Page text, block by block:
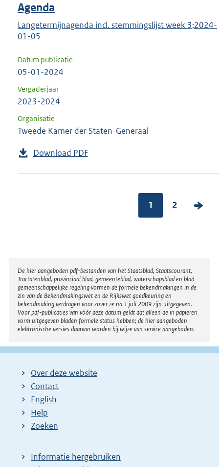
Agenda
Langetermijnagenda incl. stemmingslijst week 3;2024-
01-05
Datum publicatie
05-01-2024
Vergaderjaar
2023-2024
Organisatie
Tweede Kamer der Staten-Generaal
Download PDF
1 2
V
g
Disclaimer
De hier aangeboden pdf-bestanden van het Staatsblad, Staatscourant,
Tractatenblad, provinciaal blad, gemeenteblad, waterschapsblad en blad
gemeenschappelijke regeling vormen de formele bekendmakingen in de
zin van de Bekendmakingswet en de Rijkswet goedkeuring en
bekendmaking verdragen voor zover ze na 1 juli 2009 zijn uitgegeven.
Voor pdf-publicaties van vóór deze datum geldt dat alleen de in papieren
vorm uitgegeven bladen formele status hebben; de hier aangeboden
elektronische versies daarvan worden bij wijze van service aangeboden.
Over deze website
Contact
English
Help
Zoeken
Informatie hergebruiken